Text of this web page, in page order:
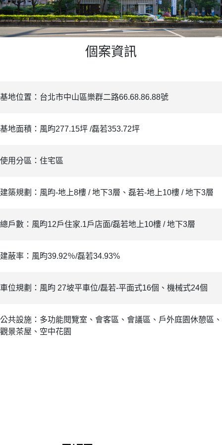
個案資訊
基地位置：台北市中山區樂群二路66.68.86.88號
基地面積：風昀277.15坪 /磊若353.72坪
使用分區：住宅區
建築規劃：風昀-地上8樓 / 地下3層、磊若-地上10樓 / 地下3層
總戶數：風昀12戶住家.1戶店面/磊若地上10樓 / 地下3層
建蔽率：風昀39.92％/磊若34.93%
車位規劃：風昀 27坡平車位/磊若-平面式16個、機械式24個
公共設施：多功能閱覽室、會客區、會議區、戶外庭園休憩區、
觀景茶屋、空中花園